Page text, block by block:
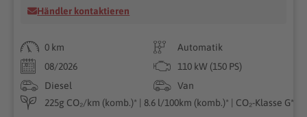
Händler kontaktieren
0 km
Automatik
08/2026
110 kW (150 PS)
Diesel
Van
225g CO₂/km (komb.)* | 8.6 l/100km (komb.)* | CO₂-Klasse G*